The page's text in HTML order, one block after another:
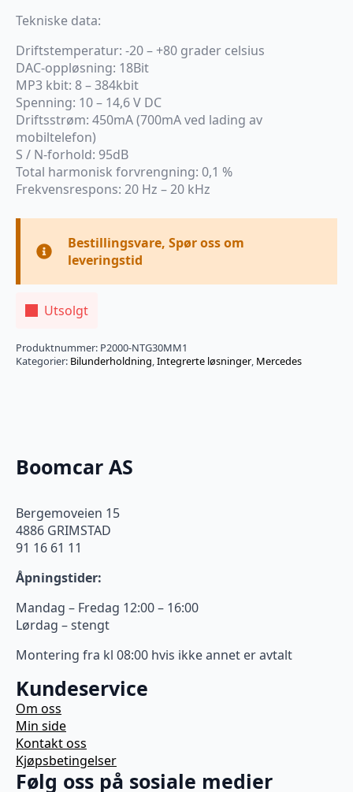
Tekniske data:
Driftstemperatur: -20 – +80 grader celsius
DAC-oppløsning: 18Bit
MP3 kbit: 8 – 384kbit
Spenning: 10 – 14,6 V DC
Driftsstrøm: 450mA (700mA ved lading av
mobiltelefon)
S / N-forhold: 95dB
Total harmonisk forvrengning: 0,1 %
Frekvensrespons: 20 Hz – 20 kHz
Bestillingsvare, Spør oss om
leveringstid
Utsolgt
Produktnummer: P2000-NTG30MM1
Kategorier: Bilunderholdning,Integrerte løsninger, Mercedes
Boomcar AS
Bergemoveien 15
4886 GRIMSTAD
91 16 61 11
Åpningstider:
Mandag – Fredag 12:00 – 16:00
Lørdag – stengt
Montering fra kl 08:00 hvis ikke annet er avtalt
Kundeservice
Om oss
Min side
Kontakt oss
Kjøpsbetingelser
Følg oss på sosiale medier